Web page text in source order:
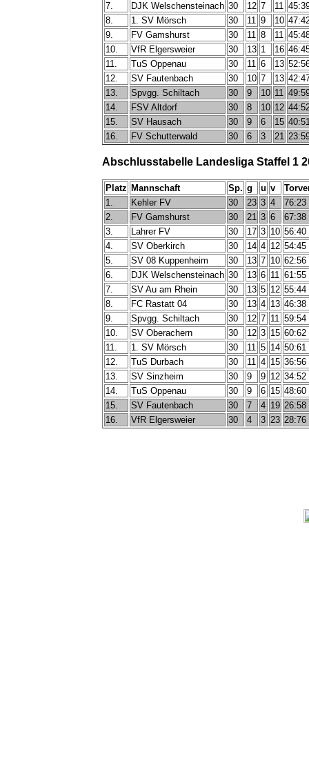
7.
DJK Welschensteinach 30 12 7 11
8.
1. SV Mörsch 30 11 9 10
9.
FV Gamshurst 30 11 8 11
10.
VfR Elgersweier 30 13 1 16
11.
TuS Oppenau 30 11 6 13
12.
SV Fautenbach 30 10 7 13
13.
Spvgg. Schiltach 30 9 10 11
14.
FSV Altdorf 30 8 10 12
15.
SV Hausach 30 9 6 15
16.
FV Schutterwald 30 6 3 21
Abschlusstabelle Landesliga Staffel 1
Platz Mannschaft Sp. g u v
1.
Kehler FV 30 23 3 4
76:23
2.
FV Gamshurst 30 21 3 6
67:38
3.
Lahrer FV 30 17 3 10 56:40
4.
SV Oberkirch 30 14 4 12 54:45
5.
SV 08 Kuppenheim 30 13 7 10 62:56
6.
DJK Welschensteinach 30 13 6 11 61:55
7.
SV Au am Rhein 30 13 5 12 55:44
8.
FC Rastatt 04 30 13 4 13 46:38
9.
Spvgg. Schiltach 30 12 7 11 59:54
10.
SV Oberachern 30 12 3 15 60:62
11.
1. SV Mörsch 30 11 5 14 50:61
12.
TuS Durbach 30 11 4 15 36:56
13.
SV Sinzheim 30 9 9 12 34:52
14.
TuS Oppenau 30 9 6 15 48:60
15.
SV Fautenbach 30 7 4 19 26:58
16.
VfR Elgersweier 30 4 3 23 28:76